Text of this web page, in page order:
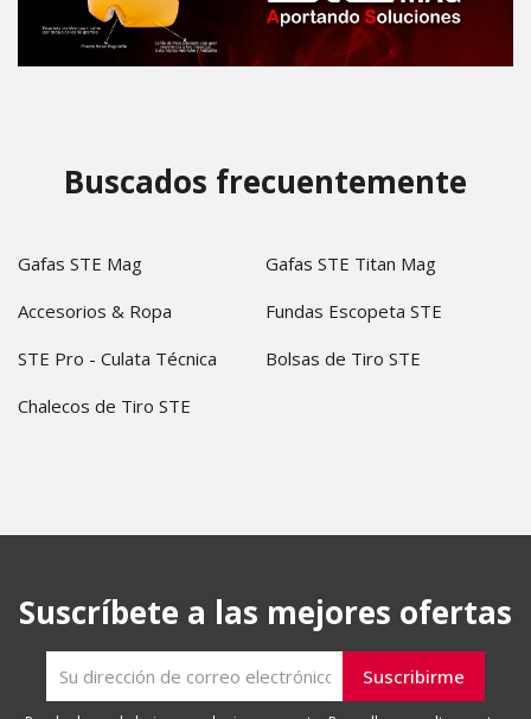
Buscados frecuentemente
Gafas STE Mag
Gafas STE Titan Mag
Accesorios & Ropa
Fundas Escopeta STE
STE Pro - Culata Técnica
Bolsas de Tiro STE
Chalecos de Tiro STE
Suscríbete a las mejores ofertas